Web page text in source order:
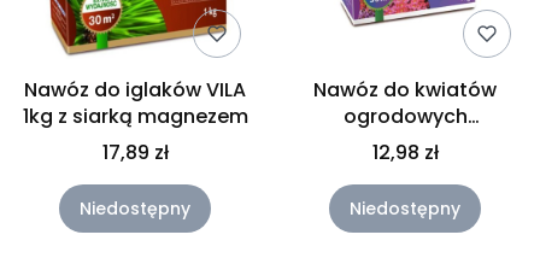
Nawóz do iglaków VILA
1kg z siarką magnezem
17,89 zł
Niedostępny
Nawóz do kwiatów
ogrodowych
balkonowych
kwitnących 1 kg VILA
12,98 zł
Niedostępny